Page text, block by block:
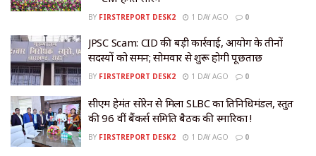
BY FIRSTREPORT DESK2 1 DAY AGO 0
JPSC Scam: CID की बड़ी कार्रवाई, आयोग के तीनों
सदस्यों को समन; सोमवार से शुरू होगी पूछताछ
BY FIRSTREPORT DESK2 1 DAY AGO 0
सीएम हेमंत सोरेन से मिला SLBC का प्रतिनिधिमंडल, प्रस्तुत
की 96 वीं बैंकर्स समिति बैठक की स्मारिका !
BY FIRSTREPORT DESK2 1 DAY AGO 0